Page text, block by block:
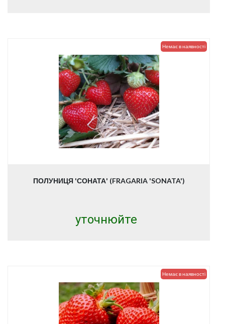
Немає в наявності
ПОЛУНИЦЯ 'СОНАТА' (FRAGARIA 'SONATA')
уточнюйте
Немає в наявності